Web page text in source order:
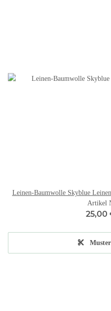
Leinen-Baumwolle Skyblue
Artikel
25,00